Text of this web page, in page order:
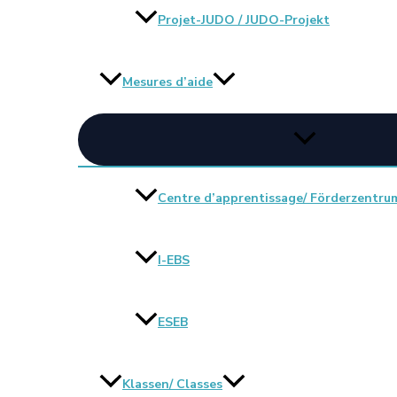
Projet-JUDO / JUDO-Projekt
Mesures d’aide
Centre d’apprentissage/
I-EBS
ESEB
Klassen/ Classes